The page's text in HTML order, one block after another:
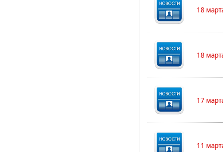
18
18
17
11